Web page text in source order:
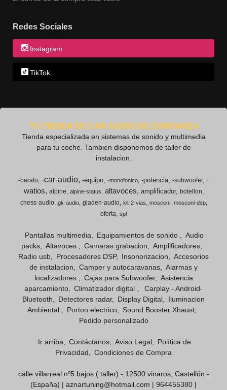
Redes Sociales
Instagram
TikTok
TU TIENDA DE CAR AUDIO DE CONFIANZA
Tienda especializada en sistemas de sonido y multimedia
para tu coche. Tambien disponemos de taller de
instalacion.
-barato -car-audio -equipo -monofonico -potencia -subwoofer -
watios
alpine alpine-status altavoces amplificador
botellon
chess-audio
gk-audio gladen-audio kit-2-vias mosconi mosconi-dsp
oferta spl
Pantallas multimedia Equipamientos de sonido
Audio
packs
Altavoces Camaras grabacion
Amplificadores
Radio usb
Procesadores DSP Insonorizacion
Accesorios
de instalacion
Camper y autocaravanas
Alarmas y
localizadores
Cajas para Subwoofer
Asistencia
aparcamiento
Climatizador digital
Carplay - Android-
Bluetooth
Detectores radar Display Digital
Iluminacion
Ambiental
Porton electrico
Sound Booster Xhaust
Pedido personalizado
Ir arriba Contáctanos Aviso Legal
Política de
Privacidad
Condiciones de Compra
calle villarreal nº5 bajos ( taller) - 12500 vinaros, Castellón -
(España) | aznartuning@hotmail.com | 964455380 |